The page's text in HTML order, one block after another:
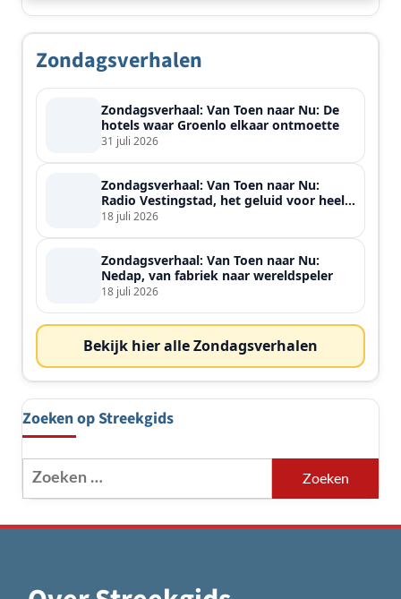
Zondagsverhalen
Zondagsverhaal: Van Toen naar Nu: De
hotels waar Groenlo elkaar ontmoette
31 juli 2026
Zondagsverhaal: Van Toen naar Nu:
Radio Vestingstad, het geluid voor heel
de streek
18 juli 2026
Zondagsverhaal: Van Toen naar Nu:
Nedap, van fabriek naar wereldspeler
18 juli 2026
Bekijk hier alle Zondagsverhalen
Zoeken op Streekgids
Zoeken
naar: